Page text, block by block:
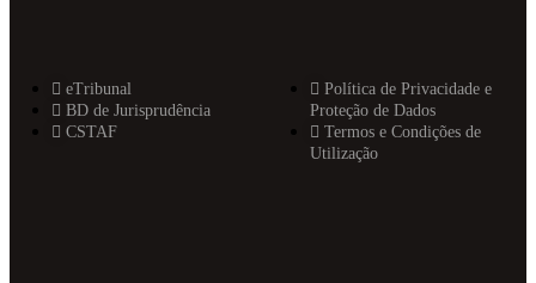
eTribunal
BD de Jurisprudência
CSTAF
Política de Privacidade e
Proteção de Dados
Termos e Condições de
Utilização